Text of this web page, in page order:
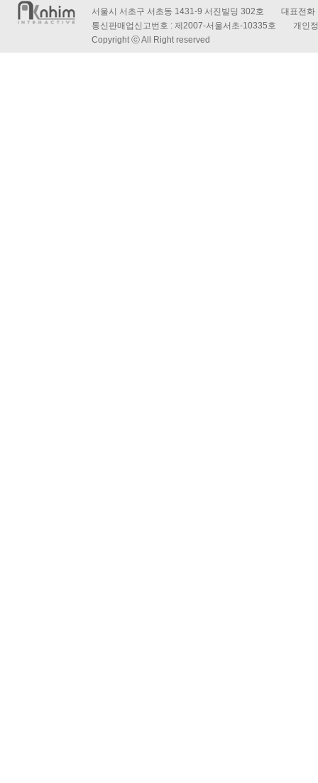
서울시 서초구 서초동 1431-9 서진빌딩 302호 대표
통신판매업신고번호 : 제2007-서울서초-10335호 개인정
Copyright ⓒ All Right reserved